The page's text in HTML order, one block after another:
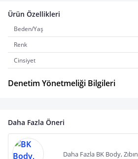
Ürün Özellikleri
Beden/Yaş
Renk
Cinsiyet
Denetim Yönetmeliği Bilgileri
Daha Fazla Öneri
Daha Fazla BK Body, Zıbın